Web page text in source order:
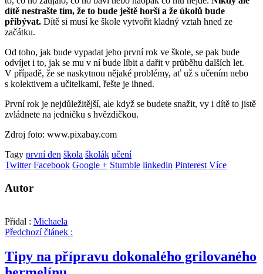
dítě nestrašte tím, že to bude ještě horší a že úkolů bude
přibývat. Dítě si musí ke škole vytvořit kladný vztah hned ze
začátku.
Od toho, jak bude vypadat jeho první rok ve škole, se pak bude
odvíjet i to, jak se mu v ní bude líbit a dařit v průběhu dalších let.
V případě, že se naskytnou nějaké problémy, ať už s učením nebo
s kolektivem a učitelkami, řešte je ihned.
První rok je nejdůležitější, ale když se budete snažit, vy i dítě to jistě
zvládnete na jedničku s hvězdičkou.
Zdroj foto: www.pixabay.com
Tagy první den škola školák učení
Twitter Facebook Google + Stumble linkedin Pinterest Více
Autor
Přidal : Michaela
Předchozí článek :
Tipy na přípravu dokonalého grilovaného